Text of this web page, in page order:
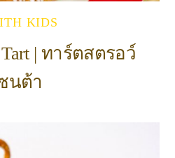
KIDS
Tart | ทาร์ตสตรอว์
นต้า